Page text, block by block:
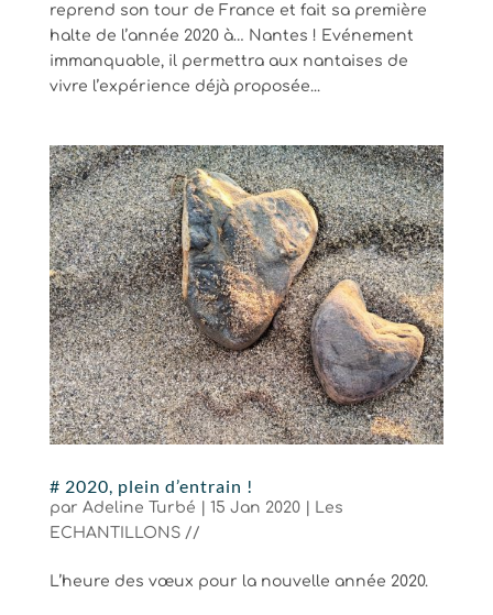
reprend son tour de France et fait sa première
halte de l’année 2020 à… Nantes ! Evénement
immanquable, il permettra aux nantaises de
vivre l’expérience déjà proposée...
# 2020, plein d’entrain !
par Adeline Turbé 15 Jan 2020|
Les
ECHANTILLONS //
L’heure des vœux pour la nouvelle année 2020.